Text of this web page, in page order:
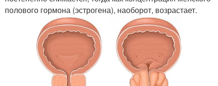
полового гормона (эстрогена), наоборот, возрастает.